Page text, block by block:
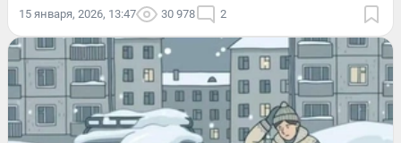
15 января, 2026, 13:47 30 978 2